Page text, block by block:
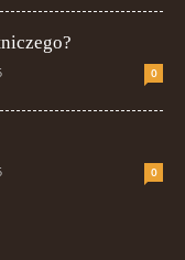
0
0